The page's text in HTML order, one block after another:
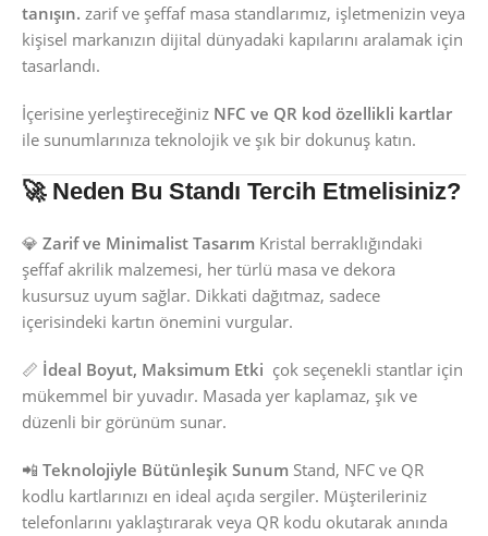
tanışın. zarif ve şeffaf masa standlarımız, işletmenizin veya
kişisel markanızın dijital dünyadaki kapılarını aralamak için
tasarlandı.
İçerisine yerleştireceğiniz NFC ve QR kod özellikli kartlar
ile sunumlarınıza teknolojik ve şık bir dokunuş katın.
🚀 Neden Bu Standı Tercih Etmelisiniz?
💎 Zarif ve Minimalist Tasarım Kristal berraklığındaki
şeffaf akrilik malzemesi, her türlü masa ve dekora
kusursuz uyum sağlar. Dikkati dağıtmaz, sadece
içerisindeki kartın önemini vurgular.
📏 İdeal Boyut, Maksimum Etki çok seçenekli stantlar için
mükemmel bir yuvadır. Masada yer kaplamaz, şık ve
düzenli bir görünüm sunar.
📲 Teknolojiyle Bütünleşik Sunum Stand, NFC ve QR
kodlu kartlarınızı en ideal açıda sergiler. Müşterileriniz
telefonlarını yaklaştırarak veya QR kodu okutarak anında